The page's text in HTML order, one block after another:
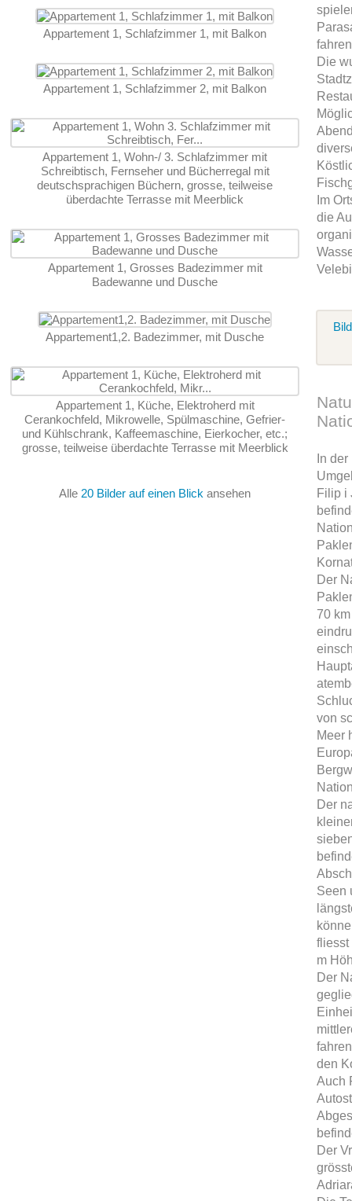
Appartement 1, Schlafzimmer 1, mit Balkon
Appartement 1, Schlafzimmer 2, mit Balkon
Appartement 1, Wohn-/ 3. Schlafzimmer mit
Schreibtisch, Fernseher und Bücherregal mit
deutschsprachigen Büchern, grosse, teilweise
überdachte Terrasse mit Meerblick
Appartement 1, Grosses Badezimmer mit
Badewanne und Dusche
Appartement1,2. Badezimmer, mit Dusche
Appartement 1, Küche, Elektroherd mit
Cerankochfeld, Mikrowelle, Spülmaschine, Gefrier-
und Kühlschrank, Kaffeemaschine, Eierkocher, etc.;
grosse, teilweise überdachte Terrasse mit Meerblick
Alle 20 Bilder auf einen Blick ansehen
Die
Im
die
In
Filip i
Der
70
von
Meer
Der
Seen
fliesst
m
Der
den
Auch
Der